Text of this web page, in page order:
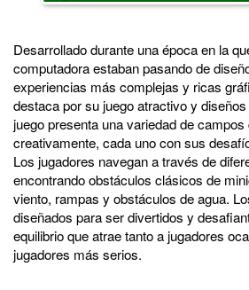
Desarrollado durante una época en la
computadora estaban pasando de
experiencias más complejas y ricas
destaca por su juego atractivo y
juego presenta una variedad de
creativamente, cada uno con sus
Los jugadores navegan a través de
encontrando obstáculos clásicos de
viento, rampas y obstáculos de agua.
diseñados para ser divertidos y
equilibrio que atrae tanto a jugadores
jugadores más serios.